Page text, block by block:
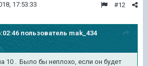
#12
17:53:33
пользователь mak_434
10 . Было бы неплохо, если он будет